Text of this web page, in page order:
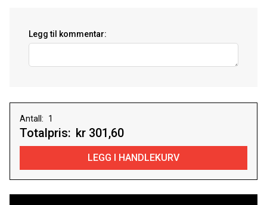
Legg til kommentar:
Antall:
Totalpris: kr 301,60